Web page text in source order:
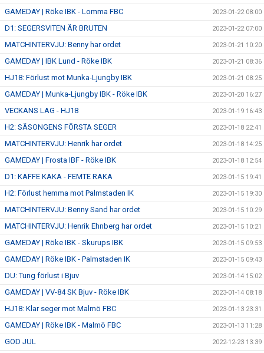
GAMEDAY | Röke IBK - Lomma FBC 2023-01-22 08:00
D1: SEGERSVITEN ÄR BRUTEN 2023-01-22 07:00
MATCHINTERVJU: Benny har ordet 2023-01-21 10:20
GAMEDAY | IBK Lund - Röke IBK 2023-01-21 08:36
HJ18: Förlust mot Munka-Ljungby IBK 2023-01-21 08:25
GAMEDAY | Munka-Ljungby IBK - Röke IBK 2023-01-20 16:27
VECKANS LAG - HJ18 2023-01-19 16:43
H2: SÄSONGENS FÖRSTA SEGER 2023-01-18 22:41
MATCHINTERVJU: Henrik har ordet 2023-01-18 14:25
GAMEDAY | Frosta IBF - Röke IBK 2023-01-18 12:54
D1: KAFFE KAKA - FEMTE RAKA 2023-01-15 19:41
H2: Förlust hemma mot Palmstaden IK 2023-01-15 19:30
MATCHINTERVJU: Benny Sand har ordet 2023-01-15 10:29
MATCHINTERVJU: Henrik Ehnberg har ordet 2023-01-15 10:21
GAMEDAY | Röke IBK - Skurups IBK 2023-01-15 09:53
GAMEDAY | Röke IBK - Palmstaden IK 2023-01-15 09:43
DU: Tung förlust i Bjuv 2023-01-14 15:02
GAMEDAY | VV-84 SK Bjuv - Röke IBK 2023-01-14 08:18
HJ18: Klar seger mot Malmö FBC 2023-01-13 23:31
GAMEDAY | Röke IBK - Malmö FBC 2023-01-13 11:28
GOD JUL 2022-12-23 13:39